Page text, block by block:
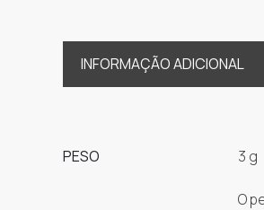
INFORMAÇÃO ADICIONAL
PESO 3 g
O